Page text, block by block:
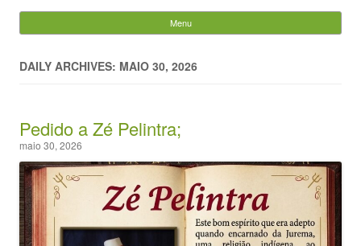
Evandro Legramonte
por:
Menu
DAILY ARCHIVES: MAIO 30, 2026
Pedido a Zé Pelintra;
maio 30, 2026